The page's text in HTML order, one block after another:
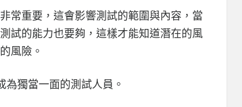
常重要，這會影響測試的範圍與內容，當
試的能力也要夠，這樣才能知道潛在的風
風險。
獨當一面的測試人員。